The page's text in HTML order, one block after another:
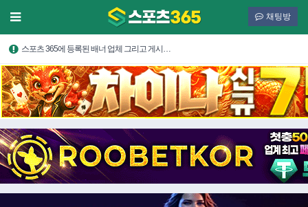
채팅방
스포츠 365에 등록된 배너 업체 그리고 게시…